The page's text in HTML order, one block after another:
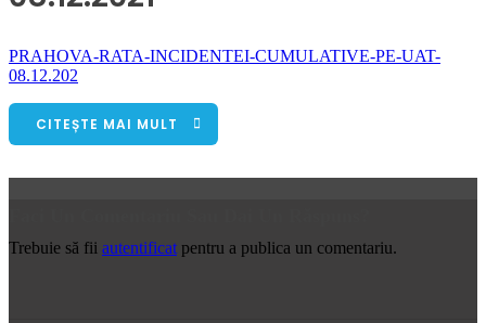
PRAHOVA-RATA-INCIDENTEI-CUMULATIVE-PE-UAT-
08.12.202
CITEȘTE MAI MULT
Trebuie să fii autentificat pentru a publica un comentariu.